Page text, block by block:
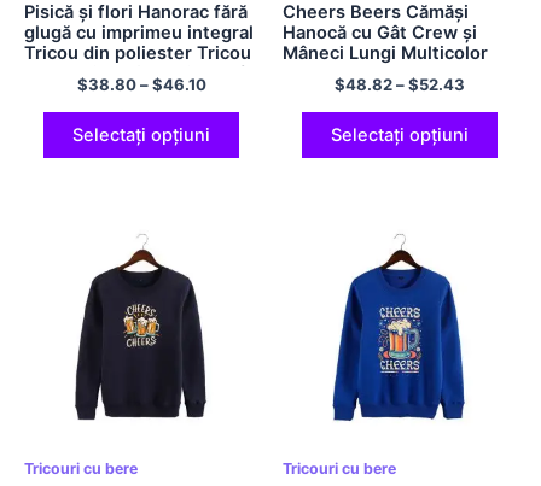
Pisică și flori Hanorac fără
glugă cu imprimeu integral
Tricou din poliester Tricou
casual și confortabil cu gât
crew Hanoac ușor cu glugă
Cămăși supradimensionate
Cadou pentru cadoul ei de
Crăciun
$38.80–$46.10
Selectați opțiuni
Cheers Beers Cămăși
Hanocă cu Gât Crew și
Mâneci Lungi Multicolor
$48.82–$52.43
Selectați opțiuni
Tricouri cu bere Tricouri cu bere